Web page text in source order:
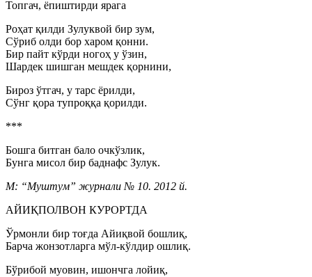
Топгач, ёпиштирди ярага
Роҳат қилди Зулуквой бир зум,
Сўриб олди бор харом қонни.
Бир пайт кўрди ногоҳ у ўзин,
Шардек шишган мешдек қорнини,
Бироз ўтгач, у тарс ёрилди,
Сўнг қора тупроққа қорилди.
***
Бошга битган бало очкўзлик,
Бунга мисол бир баднафс Зулук.
М: “Муштум” журнали № 10. 2012 й.
АЙИҚПОЛВОН КУРОРТДА
Ўрмонли бир тоғда Айиқвой бошлиқ,
Барча жонзотларга мўл-кўлдир ошлиқ.
Бўрибой муовин, ишончга лойиқ,